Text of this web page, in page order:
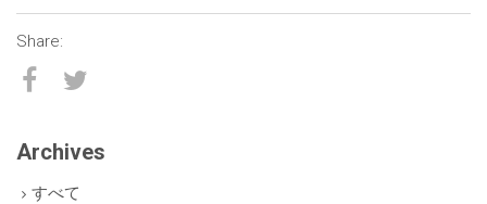
Archives
すべて